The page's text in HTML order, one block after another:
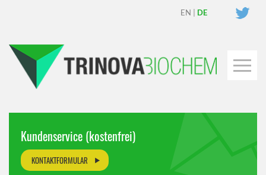
EN DE
Kundenservice (kostenfrei)
KONTAKTFORMULAR